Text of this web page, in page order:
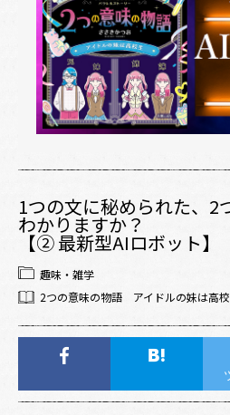
1つの文に秘められた、2
わかりますか？
【② 最新型AIロボット】
趣味・雑学
2つの意味の物語 アイドルの妹は高